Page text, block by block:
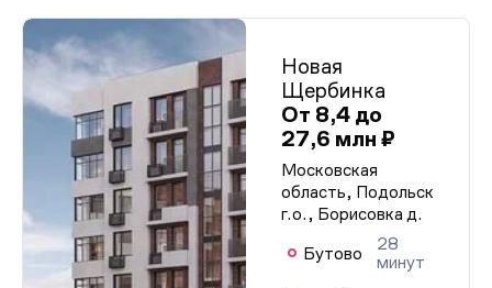
Новая
Щербинка
От 8,4 до
27,6 млн ₽
Московская
область, Подольск
г.о., Борисовка д.
Бутово
28
минут